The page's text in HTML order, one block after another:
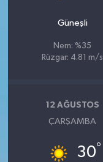
Güneşli
Nem: %35
Rüzgar: 4.81 m/s
12 AĞUSTOS
ÇARŞAMBA
30°